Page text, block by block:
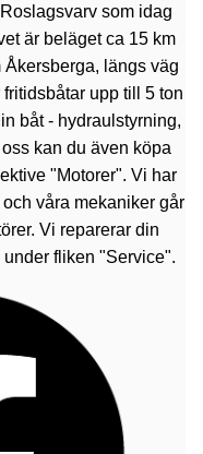
som idag
är beläget ca 15 km
längs väg
upp till 5 ton
båt - hydraulstyrning,
kan du även köpa
"Motorer". Vi har
våra mekaniker går
Vi reparerar din
under fliken "Service".